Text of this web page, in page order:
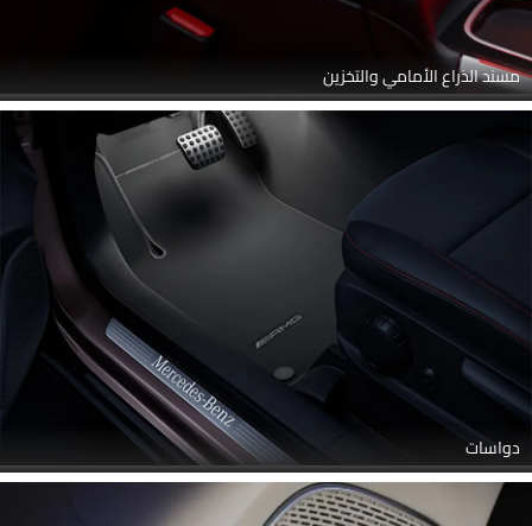
مسند الذراع الأمامي والتخزين
دواسات